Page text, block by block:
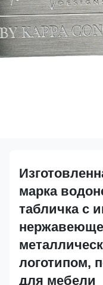
марка
табличка с
логотипом,
для мебели